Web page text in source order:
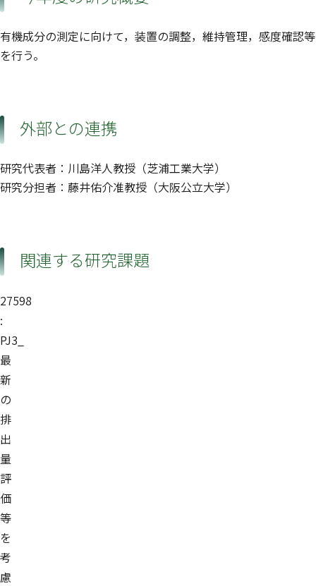
有機成分の測定に向けて，装置の調整，維持管理，感度確認等
を行う。
外部との連携
研究代表者：川島洋人教授（芝浦工業大学）
研究分担者：藤井佑介准教授（大阪公立大学）
関連する研究課題
27598
:
PJ3_
最
新
の
排
出
量
評
価
等
を
考
慮